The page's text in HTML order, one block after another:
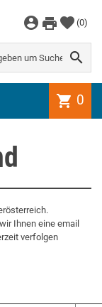

(0)
shopping_cart 0
WEITER EINKAUFEN
Artikel mehr in Ihrem
Ihnen eine email
verfolgen